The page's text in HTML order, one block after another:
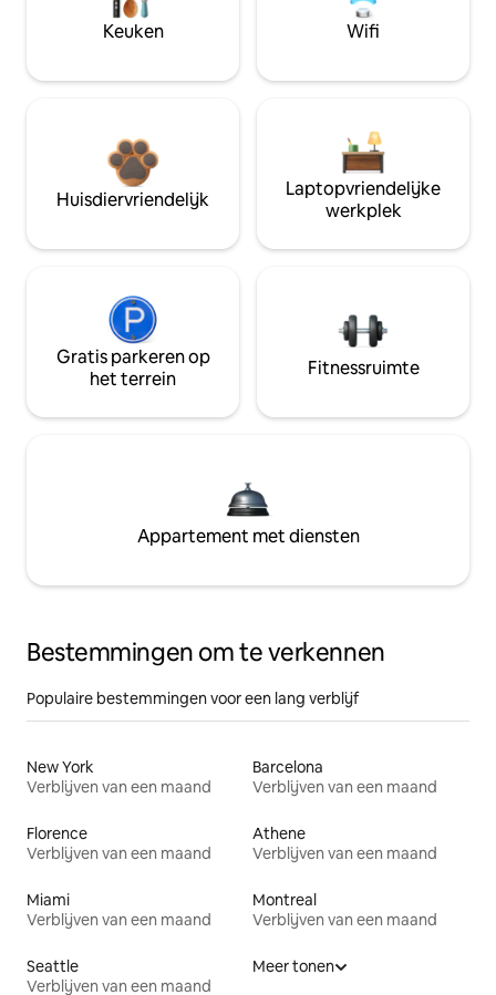
Keuken Wifi
Huisdiervriendelijk
Laptopvriendelijke
werkplek
Gratis parkeren op
het terrein
Fitnessruimte
Appartement met diensten
Bestemmingen om te verkennen
Populaire bestemmingen voor een lang verblijf
New York
Verblijven van een maand
Barcelona
Verblijven van een maand
Florence
Verblijven van een maand
Athene
Verblijven van een maand
Miami
Verblijven van een maand
Montreal
Verblijven van een maand
Seattle
Verblijven van een maand
Meer tonen